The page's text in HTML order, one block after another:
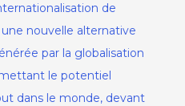
de
une nouvelle alternative
par la globalisation
le potentiel
dans le monde, devant